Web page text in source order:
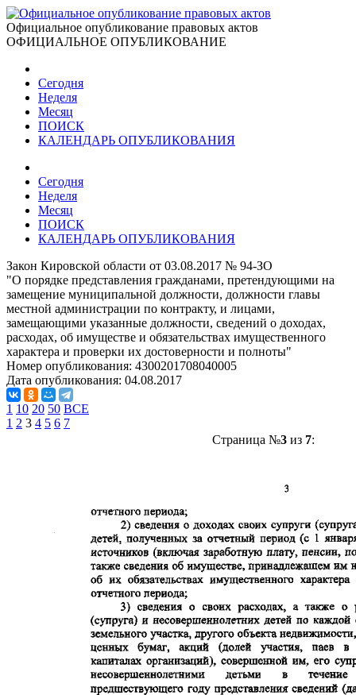
Официальное опубликование правовых актов
ОФИЦИАЛЬНОЕ ОПУБЛИКОВАНИЕ
Сегодня
Неделя
Месяц
ПОИСК
КАЛЕНДАРЬ ОПУБЛИКОВАНИЯ
Сегодня
Неделя
Месяц
ПОИСК
КАЛЕНДАРЬ ОПУБЛИКОВАНИЯ
Закон Кировской области от 03.08.2017 № 94-ЗО
"О порядке представления гражданами, претендующими на
замещение муниципальной должности, должности главы
местной администрации по контракту, и лицами,
замещающими указанные должности, сведений о доходах,
расходах, об имуществе и обязательствах имущественного
характера и проверки их достоверности и полноты"
Номер опубликования: 4300201708040005
Дата опубликования: 04.08.2017
1 10 20 50 ВСЕ
1 2 3 4 5 6 7
Страница №3из 7: